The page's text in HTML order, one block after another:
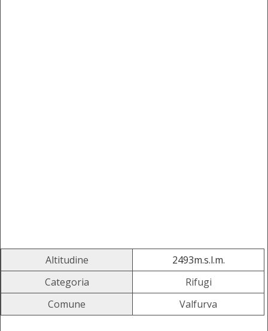
Altitudine
2493m.s.l.m.
Categoria
Rifugi
Comune
Valfurva